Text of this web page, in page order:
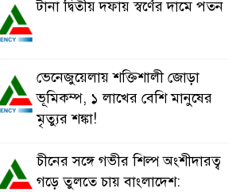
টানা দ্বিতীয় দফায় স্বর্ণের দামে পতন
ভেনেজুয়েলায় শক্তিশালী জোড়া
ভূমিকম্প, ১ লাখের বেশি মানুষের
মৃত্যুর শঙ্কা!
চীনের সঙ্গে গভীর শিল্প অংশীদারত্ব
গড়ে তুলতে চায় বাংলাদেশ: